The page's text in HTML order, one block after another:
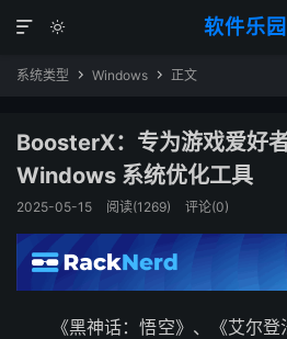
软件乐园


系统类型  Windows  正文
BoosterX：专为游戏爱好
Windows 系统优化工具
2025-05-15 阅读(1269) 评论(0)
《黑神话：悟空》、《艾尔